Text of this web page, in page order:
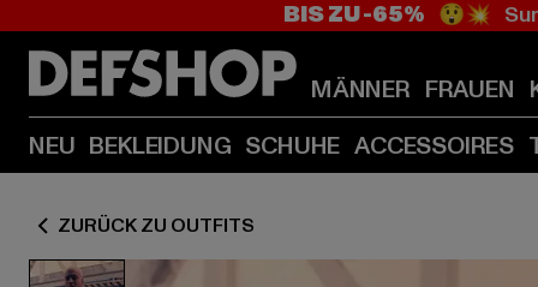
BIS ZU -65% 😲💥
MÄNNER FRAUEN
NEU BEKLEIDUNG SCHUHE ACCESSOIRES
ZURÜCK ZU OUTFITS
Outfit mit LDN crewneck Street style